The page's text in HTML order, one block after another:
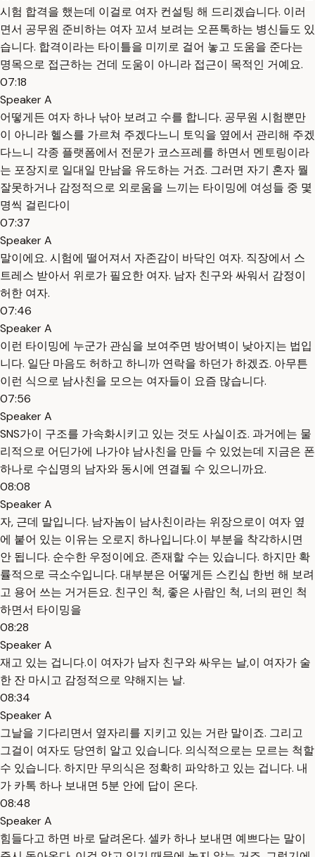
시험 합격을 했는데 이걸로 여자 컨설팅 해 드리겠습니다. 이러
면서 공무원 준비하는 여자 꼬셔 보려는 오픈톡하는 병신들도 있
습니다. 합격이라는 타이틀을 미끼로 걸어 놓고 도움을 준다는
명목으로 접근하는 건데 도움이 아니라 접근이 목적인 거예요.
07:18
Speaker A
어떻게든 여자 하나 낚아 보려고 수를 합니다. 공무원 시험뿐만
이 아니라 헬스를 가르쳐 주겠다느니 토익을 옆에서 관리해 주겠
다느니 각종 플랫폼에서 전문가 코스프레를 하면서 멘토링이라
는 포장지로 일대일 만남을 유도하는 거죠. 그러면 자기 혼자 뭘
잘못하거나 감정적으로 외로움을 느끼는 타이밍에 여성들 중 몇
명씩 걸린다이
07:37
Speaker A
말이에요. 시험에 떨어져서 자존감이 바닥인 여자. 직장에서 스
트레스 받아서 위로가 필요한 여자. 남자 친구와 싸워서 감정이
허한 여자.
07:46
Speaker A
이런 타이밍에 누군가 관심을 보여주면 방어벽이 낮아지는 법입
니다. 일단 마음도 허하고 하니까 연락을 하던가 하겠죠. 아무튼
이런 식으로 남사친을 모으는 여자들이 요즘 많습니다.
07:56
Speaker A
SNS가이 구조를 가속화시키고 있는 것도 사실이죠. 과거에는 물
리적으로 어딘가에 나가야 남사친을 만들 수 있었는데 지금은 폰
하나로 수십명의 남자와 동시에 연결될 수 있으니까요.
08:08
Speaker A
자, 근데 말입니다. 남자놈이 남사친이라는 위장으로이 여자 옆
에 붙어 있는 이유는 오로지 하나입니다.이 부분을 착각하시면
안 됩니다. 순수한 우정이에요. 존재할 수는 있습니다. 하지만 확
률적으로 극소수입니다. 대부분은 어떻게든 스킨십 한번 해 보려
고 용어 쓰는 거거든요. 친구인 척, 좋은 사람인 척, 너의 편인 척
하면서 타이밍을
08:28
Speaker A
재고 있는 겁니다.이 여자가 남자 친구와 싸우는 날,이 여자가 술
한 잔 마시고 감정적으로 약해지는 날.
08:34
Speaker A
그날을 기다리면서 옆자리를 지키고 있는 거란 말이죠. 그리고
그걸이 여자도 당연히 알고 있습니다. 의식적으로는 모르는 척할
수 있습니다. 하지만 무의식은 정확히 파악하고 있는 겁니다. 내
가 카톡 하나 보내면 5분 안에 답이 온다.
08:48
Speaker A
힘들다고 하면 바로 달려온다. 셀카 하나 보내면 예쁘다는 말이